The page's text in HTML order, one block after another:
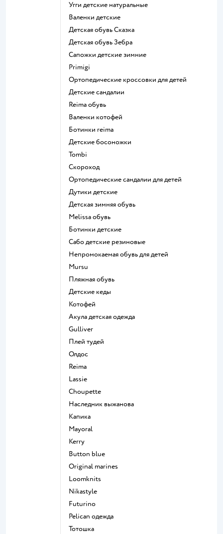
Угги детские натуральные
Валенки детские
Детская обувь Сказка
Детская обувь Зебра
Сапожки детские зимние
Primigi
Ортопедические кроссовки для детей
Детские сандалии
Reima обувь
Валенки котофей
Ботинки reima
Детские босоножки
Tombi
Скороход
Ортопедические сандалии для детей
Дутики детские
Детская зимняя обувь
Melissa обувь
Ботинки детские
Сабо детские резиновые
Непромокаемая обувь для детей
Mursu
Пляжная обувь
Детские кеды
Котофей
Акула детская одежда
Gulliver
Плей тудей
Олдос
Reima
Lassie
Choupette
Наследник выжанова
Капика
Mayoral
Kerry
Button blue
Original marines
Loomknits
Nikastyle
Futurino
Pelican одежда
Тотошка